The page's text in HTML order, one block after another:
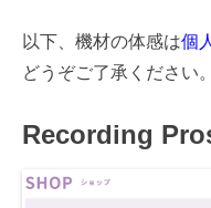
以下、機材の体感は個
どうぞご了承ください。
Recording